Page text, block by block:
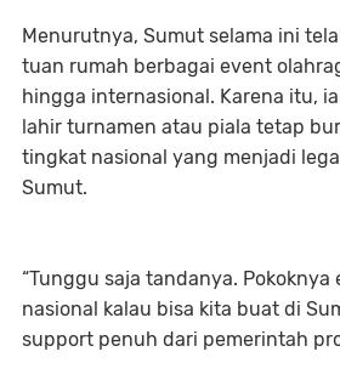
Menurutnya, Sumut selama ini
tuan rumah berbagai event
hingga internasional. Karena itu,
lahir turnamen atau piala tetap
tingkat nasional yang menjadi
Sumut.
“Tunggu saja tandanya. Pokoknya
nasional kalau bisa kita buat di
support penuh dari pemerintah